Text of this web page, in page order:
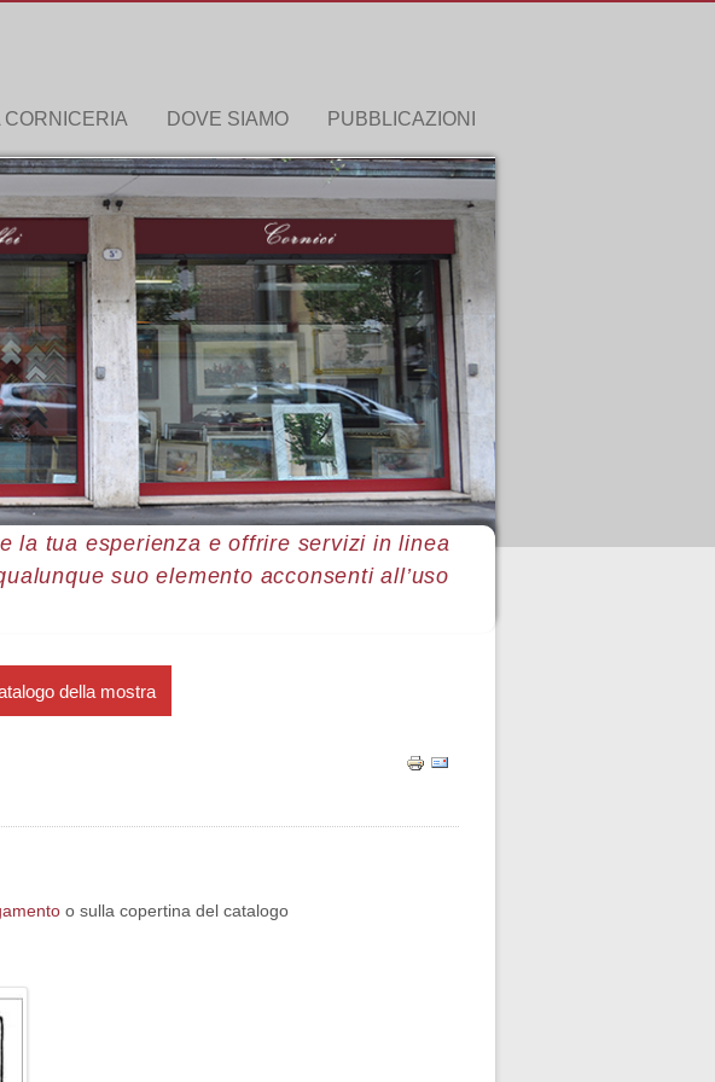
CORNICERIA DOVE SIAMO PUBBLICAZIONI
la tua esperienza e offrire servizi in linea
suo elemento acconsenti all’uso
della mostra
o sulla copertina del catalogo